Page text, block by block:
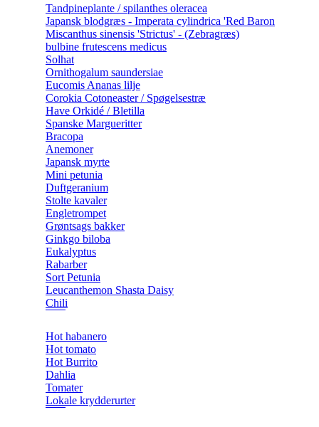
Tandpineplante / spilanthes oleracea
Japansk blodgræs - Imperata cylindrica 'Red Baron
Miscanthus sinensis 'Strictus' - (Zebragræs)
bulbine frutescens medicus
Solhat
Ornithogalum saundersiae
Eucomis Ananas lilje
Corokia Cotoneaster / Spøgelsestræ
Have Orkidé / Bletilla
Spanske Margueritter
Bracopa
Anemoner
Japansk myrte
Mini petunia
Duftgeranium
Stolte kavaler
Engletrompet
Grøntsags bakker
Ginkgo biloba
Eukalyptus
Rabarber
Sort Petunia
Leucanthemon Shasta Daisy
Chili
Hot habanero
Hot tomato
Hot Burrito
Dahlia
Tomater
Lokale krydderurter